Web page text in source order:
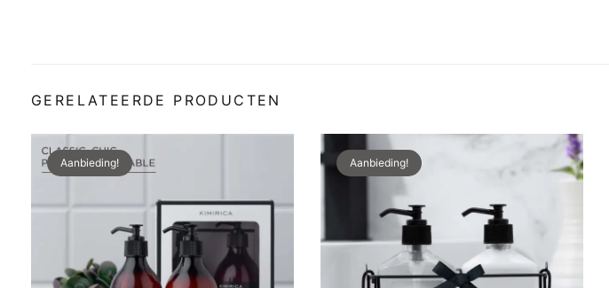
GERELATEERDE PRODUCTEN
Aanbieding! Aanbieding!